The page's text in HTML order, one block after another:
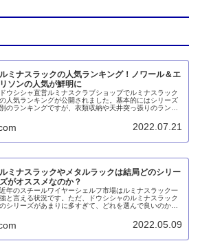
ルミナスラックの人気ランキング！ノワール＆エ
リソンの人気が鮮明に
ドウシシャ直営ルミナスクラブショップでルミナスラック
の人気ランキングが公開されました。基本的にはシリーズ
別のランキングですが、衣類収納や天井突っ張りのランキ
た、エリソンではホワイトが圧倒的人気のようです。
2022.07.21
ルミナスラックやメタルラックは結局どのシリー
ズがオススメなのか？
近年のスチールワイヤーシェルフ市場はルミナスラック一
強と言える状況です。ただ、ドウシシャのルミナスラック
のシリーズがあまりに多すぎて、どれを選んで良いのか違
で、2番手のアイリスオーヤマ・メタルラックも含めてオ
ススメをピックアップしてみました。
2022.05.09